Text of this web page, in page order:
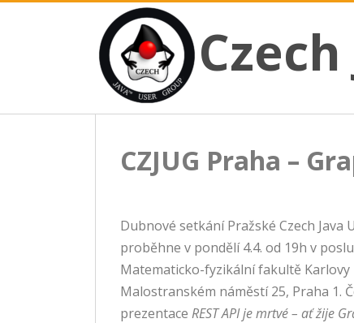
Czech JUG
CZECH JAVA USER GROUP
Czech
CZJUG Praha –
Dubnové setkání Pražské Czech Java
proběhne v pondělí 4.4. od 19h v
Matematicko-fyzikální fakultě Karlovy
Malostranském náměstí 25, Praha 1.
prezentace REST API je mrtvé – ať žije